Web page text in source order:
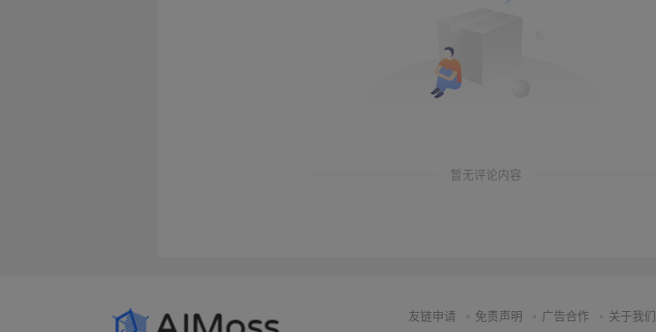
暂无评论内容
友链申请 免责声明 广告合作 关于我们